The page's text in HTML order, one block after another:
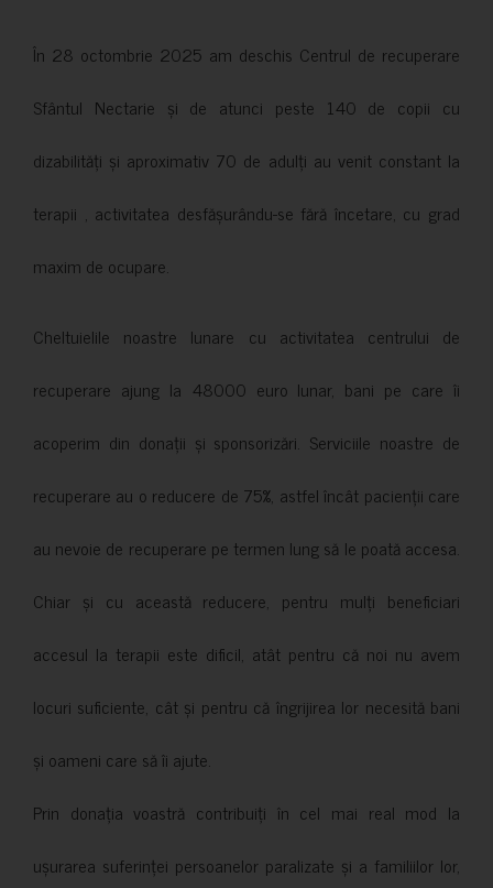
În 28 octombrie 2025 am deschis Centrul de recuperare
Sfântul Nectarie și de atunci peste 140 de copii cu
dizabilități și aproximativ 70 de adulți au venit constant la
terapii , activitatea desfășurându-se fără încetare, cu grad
maxim de ocupare.
Cheltuielile noastre lunare cu activitatea centrului de
recuperare ajung la 48000 euro lunar, bani pe care îi
acoperim din donații și sponsorizări. Serviciile noastre de
recuperare au o reducere de 75%, astfel încât pacienții care
au nevoie de recuperare pe termen lung să le poată accesa.
Chiar și cu această reducere, pentru mulți beneficiari
accesul la terapii este dificil, atât pentru că noi nu avem
locuri suficiente, cât și pentru că îngrijirea lor necesită bani
și oameni care să îi ajute.
Prin donația voastră contribuiți în cel mai real mod la
ușurarea suferinței persoanelor paralizate și a familiilor lor,